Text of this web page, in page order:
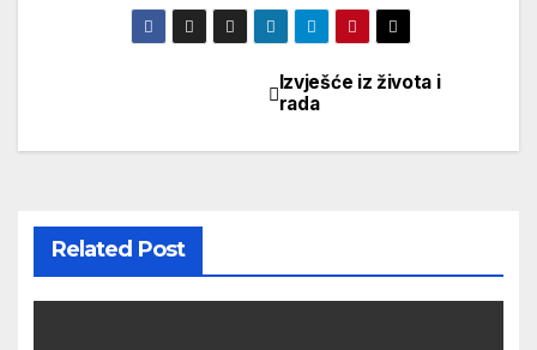
objava
Izvješće iz života i
rada
Related Post